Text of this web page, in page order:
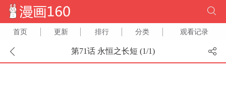
首页 更新 排行 分类 观看记录
第71话 永恒之长短 (1/1)